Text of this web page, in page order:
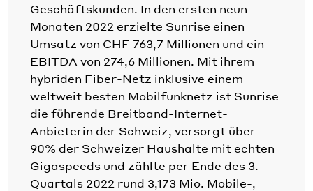
Geschäftskunden. In den ersten neun
Monaten 2022 erzielte Sunrise einen
Umsatz von CHF 763,7 Millionen und ein
EBITDA von 274,6 Millionen. Mit ihrem
hybriden Fiber-Netz inklusive einem
weltweit besten Mobilfunknetz ist Sunrise
die führende Breitband-Internet-
Anbieterin der Schweiz, versorgt über
90% der Schweizer Haushalte mit echten
Gigaspeeds und zählte per Ende des 3.
Quartals 2022 rund 3,173 Mio. Mobile-,